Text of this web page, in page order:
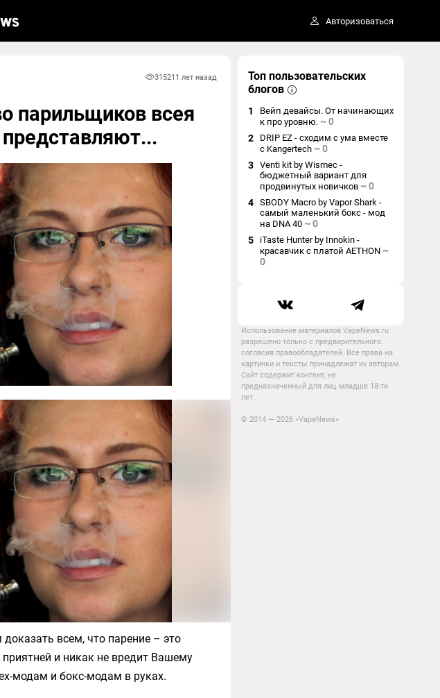
Авторизоваться
315211 лет назад
парильщиков всея
всем, что парение – это
приятней и никак не вредит Вашему
модам и бокс-модам в руках.
Топ пользовательских
блогов
1
Вейп девайсы. От начинающих
к про уровню. ~0
2
DRIP EZ - сходим с ума вместе
с Kangertech ~0
3 Venti kit by Wismec -
бюджетный вариант для
продвинутых новичков ~0
4 SBODY Macro by Vapor Shark -
самый маленький бокс - мод
на DNA 40 ~0
5
iTaste Hunter by Innokin -
красавчик с платой AETHON ~
0
Использование материалов VapeNews.ru
разрешено только с предварительного
согласия правообладателей. Все права на
картинки и тексты принадлежат их авторам.
Сайт содержит контент, не
предназначенный для лиц младше 18-ти
лет.
© 2014 — 2026 «VapeNews»